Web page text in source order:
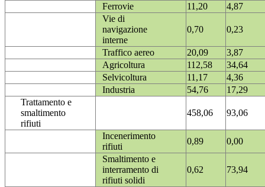
Ferrovie
11,20
4,87
Vie di
navigazione
interne
0,70 0,23
Traffico aereo 20,09
3,87
Agricoltura
112,58
34,64
Selvicoltura
11,17
4,36
Industria
54,76
17,29
Trattamento e
smaltimento
rifiuti
458,06 93,06
Incenerimento
rifiuti
0,89
0,00
Smaltimento e
interramento di
rifiuti solidi
0,62 73,94